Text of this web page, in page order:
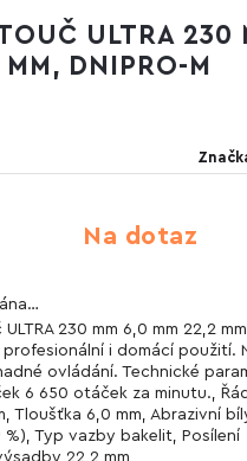
ULTRA 230
DNIPRO-M
Na dotaz
230 mm 6,0 mm 22,2
i domácí použití.
ovládání. Technické
6 650 otáček za minutu.,
Tloušťka 6,0 mm, Abrazivní
Typ vazby bakelit, Posílení
22,2 mm